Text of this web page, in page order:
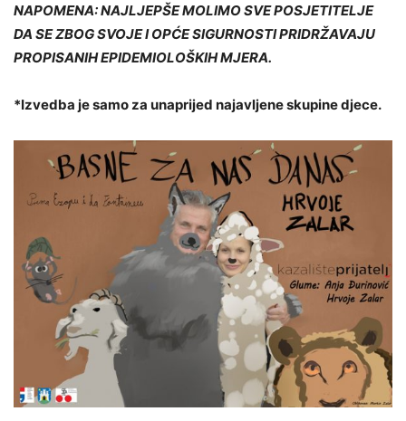
NAPOMENA: NAJLJEPŠE MOLIMO SVE POSJETITELJE
DA SE ZBOG SVOJE I OPĆE SIGURNOSTI PRIDRŽAVAJU
PROPISANIH EPIDEMIOLOŠKIH MJERA.
*Izvedba je samo za unaprijed najavljene skupine djece.